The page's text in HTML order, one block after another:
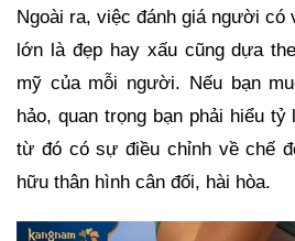
Ngoài ra, việc đánh giá người có
lớn là đẹp hay xấu cũng dựa
mỹ của mỗi người. Nếu bạn
hảo, quan trọng bạn phải hiểu
từ đó có sự điều chỉnh về chế
hữu thân hình cân đối, hài hòa.